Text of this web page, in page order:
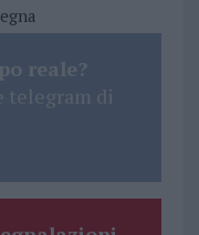
reale?
telegram di